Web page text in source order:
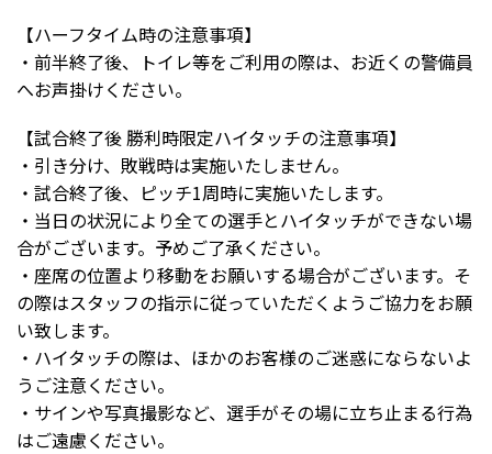
【ハーフタイム時の注意事項】
・前半終了後、トイレ等をご利用の際は、お近くの警備員
へお声掛けください。
【試合終了後 勝利時限定ハイタッチの注意事項】
・引き分け、敗戦時は実施いたしません。
・試合終了後、ピッチ1周時に実施いたします。
・当日の状況により全ての選手とハイタッチができない場
合がございます。予めご了承ください。
・座席の位置より移動をお願いする場合がございます。そ
の際はスタッフの指示に従っていただくようご協力をお願
い致します。
・ハイタッチの際は、ほかのお客様のご迷惑にならないよ
うご注意ください。
・サインや写真撮影など、選手がその場に立ち止まる行為
はご遠慮ください。